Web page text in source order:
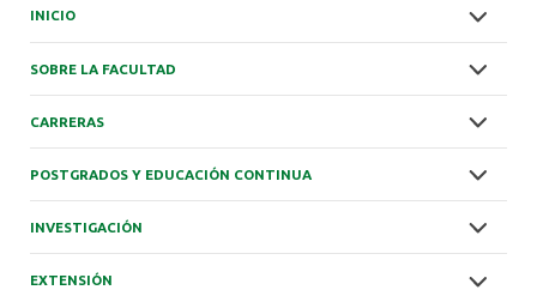
INICIO
SOBRE LA FACULTAD
CARRERAS
POSTGRADOS Y EDUCACIÓN CONTINUA
INVESTIGACIÓN
EXTENSIÓN